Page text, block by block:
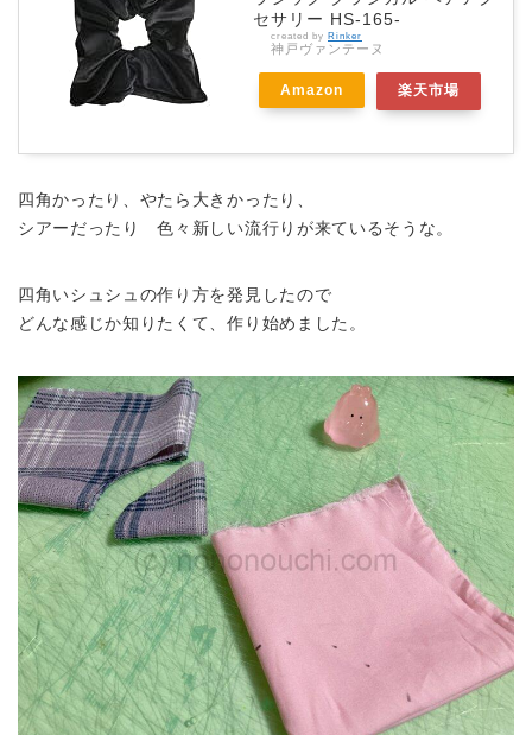
セサリー HS-165-
created by Rinker
神戸ヴァンテーヌ
Amazon 楽天市場
四角かったり、やたら大きかったり、
シアーだったり 色々新しい流行りが来ているそうな。
四角いシュシュの作り方を発見したので
どんな感じか知りたくて、作り始めました。